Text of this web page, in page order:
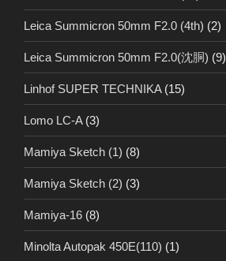
Leica Summicron 50mm F2.0 (4th) (2)
Leica Summicron 50mm F2.0(沈胴) (9)
Linhof SUPER TECHNIKA(15)
Lomo LC-A(3)
Mamiya Sketch (1) (8)
Mamiya Sketch (2) (3)
Mamiya-16 (8)
Minolta Autopak 450E(110) (1)